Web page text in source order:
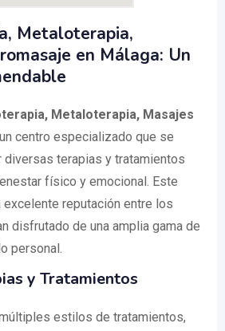
Metaloterapia,
en Málaga: Un
Metaloterapia, Masajes
centro especializado que se
terapias y tratamientos
físico y emocional. Este
excelente reputación entre los
disfrutado de una amplia gama de
personal.
y Tratamientos
estilos de tratamientos,